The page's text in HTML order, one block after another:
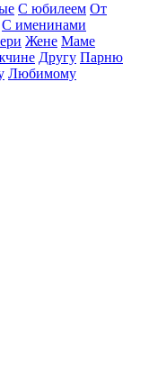
С юбилеем От
С именинами
Жене Маме
Другу Парню
Любимому